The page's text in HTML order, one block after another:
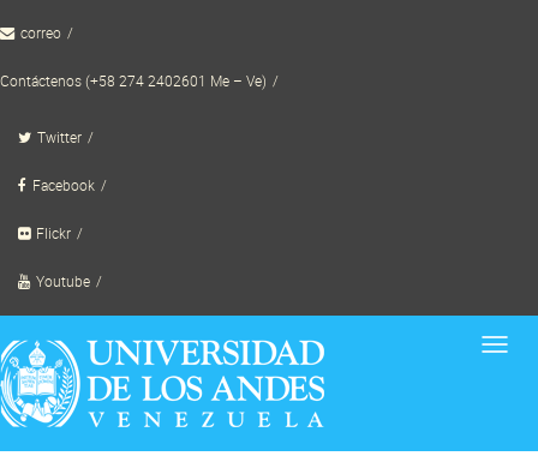
to correo
Contáctenos (+58 274 2402601 Me – Ve)
Twitter
Facebook
Flickr
Youtube